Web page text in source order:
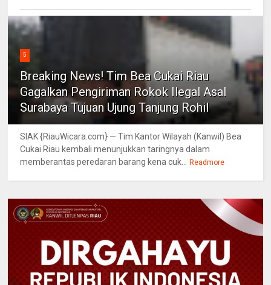
5
Breaking News! Tim Bea Cukai Riau
Gagalkan Pengiriman Rokok Ilegal Asal
Surabaya Tujuan Ujung Tanjung Rohil
SIAK {RiauWicara.com} — Tim Kantor Wilayah (Kanwil) Bea
Cukai Riau kembali menunjukkan taringnya dalam
memberantas peredaran barang kena cuk...
Readmore